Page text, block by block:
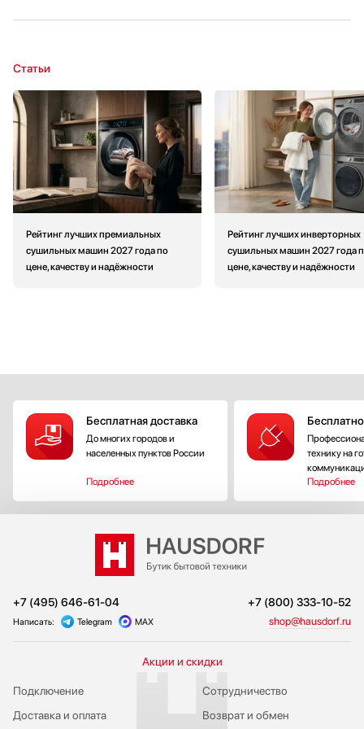
Статьи
Рейтинг лучших премиальных
сушильных машин 2027 года по
цене, качеству и надёжности
Рейтинг лучших инверторных
сушильных машин 2027 года
цене, качеству и надёжности
Бесплатная доставка
До многих городов и
населенных пунктов России
Подробнее
технику на
Подробнее
+7 (495) 646-61-04 +7 (800) 333-10-52
Написать: Telegram MAX shop@hausdorf.ru
Акции и скидки
Подключение
Доставка и оплата
Сотрудничество
Возврат и обмен